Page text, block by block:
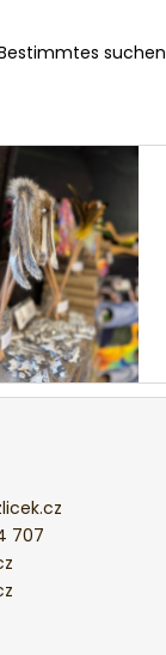
707